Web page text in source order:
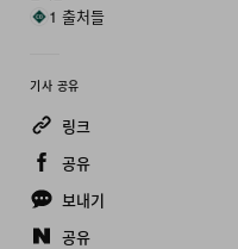
1 출처들
기사 공유
링크
공유
보내기
공유